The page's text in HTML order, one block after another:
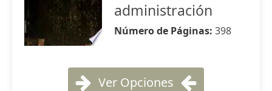
administración
Número de Páginas: 398
Ver Opciones